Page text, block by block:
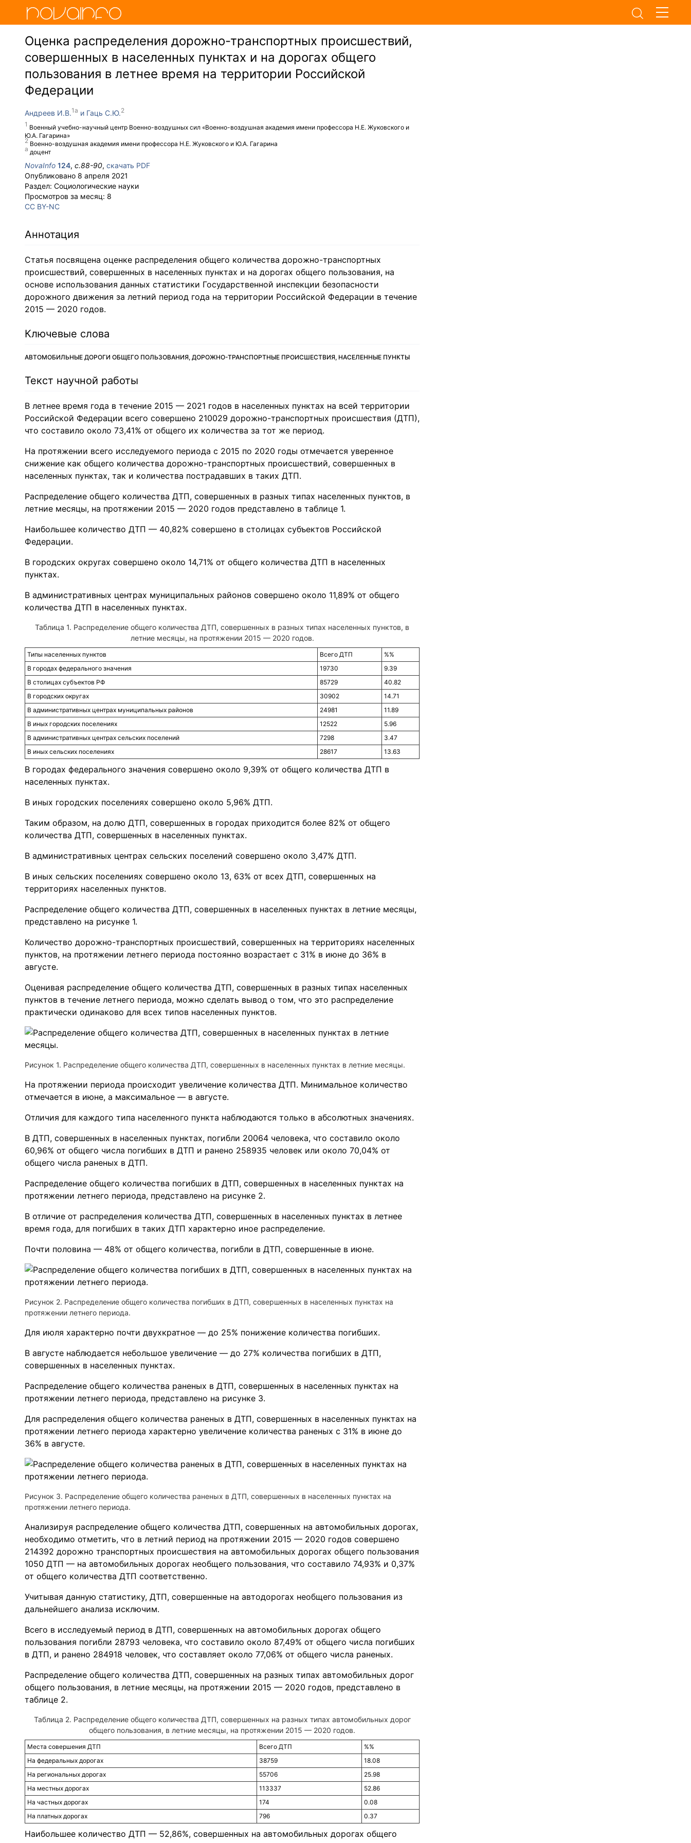
Оценка распределения дорожно-транспортных происшествий,
совершенных в населенных пунктах и на дорогах общего
пользования в летнее время на территории Российской
Федерации
Андреев И.В.
Военный учебно-научный центр Военно-воздушных сил «Военно-воздушная академия имени профессора Н.Е. Жуковского и
Ю.А. Гагарина»
доцент
Гаць С.Ю.
Военно-воздушная академия имени профессора Н.Е. Жуковского и Ю.А. Гагарина
NovaInfo 124, с.88-90, скачать PDF
Опубликовано 8 апреля 2021
Раздел: Социологические науки
Просмотров за месяц: 8
CC BY-NC
Аннотация
Статья посвящена оценке распределения общего количества дорожно-транспортных
происшествий, совершенных в населенных пунктах и на дорогах общего пользования, на
основе использования данных статистики Государственной инспекции безопасности
дорожного движения за летний период года на территории Российской Федерации в течение
2015 — 2020 годов.
Ключевые слова
АВТОМОБИЛЬНЫЕ ДОРОГИ ОБЩЕГО ПОЛЬЗОВАНИЯ, ДОРОЖНО-ТРАНСПОРТНЫЕ ПРОИСШЕСТВИЯ, НАСЕЛЕННЫЕ ПУНКТЫ
Текст научной работы
В летнее время года в течение 2015 — 2021 годов в населенных пунктах на всей территории
Российской Федерации всего совершено 210029 дорожно-транспортных происшествия (ДТП),
что составило около 73,41% от общего их количества за тот же период.
На протяжении всего исследуемого периода с 2015 по 2020 годы отмечается уверенное
снижение как общего количества дорожно-транспортных происшествий, совершенных в
населенных пунктах, так и количества пострадавших в таких ДТП.
Распределение общего количества ДТП, совершенных в разных типах населенных пунктов, в
летние месяцы, на протяжении 2015 — 2020 годов представлено в таблице 1.
Наибольшее количество ДТП — 40,82% совершено в столицах субъектов Российской
Федерации.
В городских округах совершено около 14,71% от общего количества ДТП в населенных
пунктах.
В административных центрах муниципальных районов совершено около 11,89% от общего
количества ДТП в населенных пунктах.
Таблица 1. Распределение общего количества ДТП, совершенных в разных типах населенных пунктов, в
летние месяцы, на протяжении 2015 — 2020 годов.
Типы населенных пунктов Всего ДТП
%%
В городах федерального значения
19730
9.39
В столицах субъектов РФ
85729
40.82
В городских округах
30902
14.71
В административных центрах муниципальных районов
24981
11.89
В иных городских поселениях
12522
5.96
В административных центрах сельских поселений
7298
3.47
В иных сельских поселениях
28617 13.63
В городах федерального значения совершено около 9,39% от общего количества ДТП в
населенных пунктах.
В иных городских поселениях совершено около 5,96% ДТП.
Таким образом, на долю ДТП, совершенных в городах приходится более 82% от общего
количества ДТП, совершенных в населенных пунктах.
В административных центрах сельских поселений совершено около 3,47% ДТП.
В иных сельских поселениях совершено около 13, 63% от всех ДТП, совершенных на
территориях населенных пунктов.
Распределение общего количества ДТП, совершенных в населенных пунктах в летние месяцы,
представлено на рисунке 1.
Количество дорожно-транспортных происшествий, совершенных на территориях населенных
пунктов, на протяжении летнего периода постоянно возрастает с 31% в июне до 36% в
августе.
Оценивая распределение общего количества ДТП, совершенных в разных типах населенных
пунктов в течение летнего периода, можно сделать вывод о том, что это распределение
практически одинаково для всех типов населенных пунктов.
Рисунок 1. Распределение общего количества ДТП, совершенных в населенных пунктах в летние месяцы.
На протяжении периода происходит увеличение количества ДТП. Минимальное количество
отмечается в июне, а максимальное — в августе.
Отличия для каждого типа населенного пункта наблюдаются только в абсолютных значениях.
В ДТП, совершенных в населенных пунктах, погибли 20064 человека, что составило около
60,96% от общего числа погибших в ДТП и ранено 258935 человек или около 70,04% от
общего числа раненых в ДТП.
Распределение общего количества погибших в ДТП, совершенных в населенных пунктах на
протяжении летнего периода, представлено на рисунке 2.
В отличие от распределения количества ДТП, совершенных в населенных пунктах в летнее
время года, для погибших в таких ДТП характерно иное распределение.
Почти половина — 48% от общего количества, погибли в ДТП, совершенные в июне.
Рисунок 2. Распределение общего количества погибших в ДТП, совершенных в населенных пунктах на
протяжении летнего периода.
Для июля характерно почти двухкратное — до 25% понижение количества погибших.
В августе наблюдается небольшое увеличение — до 27% количества погибших в ДТП,
совершенных в населенных пунктах.
Распределение общего количества раненых в ДТП, совершенных в населенных пунктах на
протяжении летнего периода, представлено на рисунке 3.
Для распределения общего количества раненых в ДТП, совершенных в населенных пунктах на
протяжении летнего периода характерно увеличение количества раненых с 31% в июне до
36% в августе.
Рисунок 3. Распределение общего количества раненых в ДТП, совершенных в населенных пунктах на
протяжении летнего периода.
Анализируя распределение общего количества ДТП, совершенных на автомобильных дорогах,
необходимо отметить, что в летний период на протяжении 2015 — 2020 годов совершено
214392 дорожно транспортных происшествия на автомобильных дорогах общего пользования
1050 ДТП — на автомобильных дорогах необщего пользования, что составило 74,93% и 0,37%
от общего количества ДТП соответственно.
Учитывая данную статистику, ДТП, совершенные на автодорогах необщего пользования из
дальнейшего анализа исключим.
Всего в исследуемый период в ДТП, совершенных на автомобильных дорогах общего
пользования погибли 28793 человека, что составило около 87,49% от общего числа погибших
в ДТП, и ранено 284918 человек, что составляет около 77,06% от общего числа раненых.
Распределение общего количества ДТП, совершенных на разных типах автомобильных дорог
общего пользования, в летние месяцы, на протяжении 2015 — 2020 годов, представлено в
таблице 2.
Таблица 2. Распределение общего количества ДТП, совершенных на разных типах автомобильных дорог
общего пользования, в летние месяцы, на протяжении 2015 — 2020 годов.
Места совершения ДТП Всего ДТП
%%
На федеральных дорогах
38759
18.08
На региональных дорогах
55706
25.98
На местных дорогах
113337
52.86
На частных дорогах
174
0.08
На платных дорогах
796 0.37
Наибольшее количество ДТП — 52,86%, совершенных на автомобильных дорогах общего